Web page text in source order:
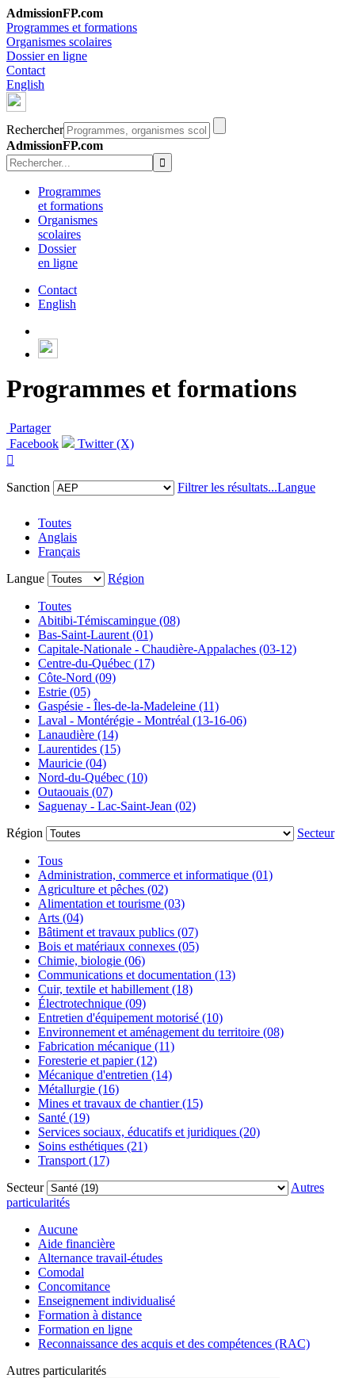
AdmissionFP.com
Programmes et formations
Organismes scolaires
Dossier en ligne
Contact
English
Rechercher
AdmissionFP.com
Programmes
et formations
Organismes
scolaires
Dossier
en ligne
Contact
English
Programmes et formations
Partager
Facebook
Twitter (X)

Sanction
Filtrer les résultats...Langue
Toutes
Anglais
Français
Langue
Région
Toutes
Abitibi-Témiscamingue (08)
Bas-Saint-Laurent (01)
Capitale-Nationale - Chaudière-Appalaches (03-12)
Centre-du-Québec (17)
Côte-Nord (09)
Estrie (05)
Gaspésie - Îles-de-la-Madeleine (11)
Laval - Montérégie - Montréal (13-16-06)
Lanaudière (14)
Laurentides (15)
Mauricie (04)
Nord-du-Québec (10)
Outaouais (07)
Saguenay - Lac-Saint-Jean (02)
Région
Secteur
Tous
Administration, commerce et informatique (01)
Agriculture et pêches (02)
Alimentation et tourisme (03)
Arts (04)
Bâtiment et travaux publics (07)
Bois et matériaux connexes (05)
Chimie, biologie (06)
Communications et documentation (13)
Cuir, textile et habillement (18)
Électrotechnique (09)
Entretien d'équipement motorisé (10)
Environnement et aménagement du territoire (08)
Fabrication mécanique (11)
Foresterie et papier (12)
Mécanique d'entretien (14)
Métallurgie (16)
Mines et travaux de chantier (15)
Santé (19)
Services sociaux, éducatifs et juridiques (20)
Soins esthétiques (21)
Transport (17)
Secteur
Autres
particularités
Aucune
Aide financière
Alternance travail-études
Comodal
Concomitance
Enseignement individualisé
Formation à distance
Formation en ligne
Reconnaissance des acquis et des compétences (RAC)
Autres particularités